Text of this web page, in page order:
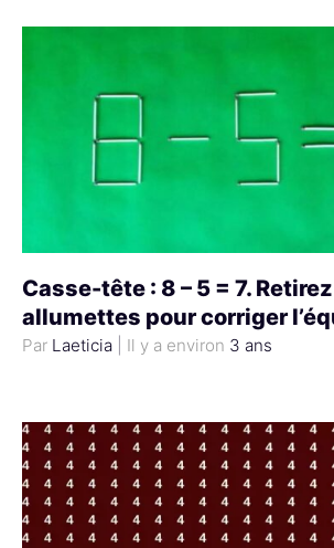
Casse-tête : 8 – 5 = 7.
allumettes pour corriger
Laeticia 3 ans